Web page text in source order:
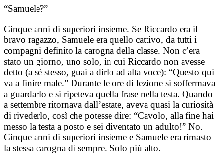
“Samuele?”
Cinque anni di superiori insieme. Se Riccardo era il
bravo ragazzo, Samuele era quello cattivo, da tutti i
compagni definito la carogna della classe. Non c’era
stato un giorno, uno solo, in cui Riccardo non avesse
detto (a sé stesso, guai a dirlo ad alta voce): “Questo qui
va a finire male.” Durante le ore di lezione si soffermava
a guardarlo e si ripeteva quella frase nella testa. Quando
a settembre ritornava dall’estate, aveva quasi la curiosità
di rivederlo, così che potesse dire: “Cavolo, alla fine hai
messo la testa a posto e sei diventato un adulto!” No.
Cinque anni di superiori insieme e Samuele era rimasto
la stessa carogna di sempre. Solo più alto.